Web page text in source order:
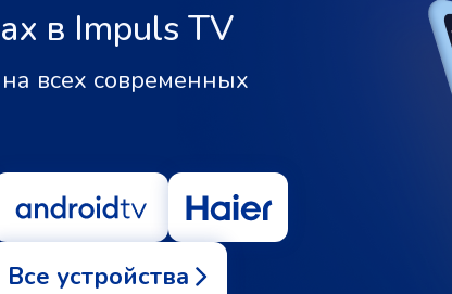
в Impuls TV
всех современных
Все устройства